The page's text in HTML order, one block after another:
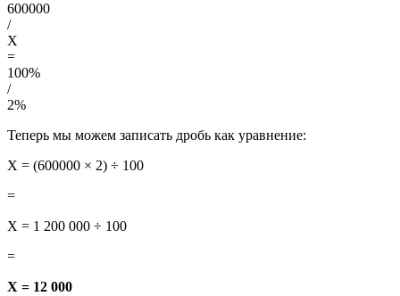
600000
/
X
=
100%
/
2%
Теперь мы можем записать дробь как уравнение:
X = (600000 × 2) ÷ 100
=
X = 1 200 000 ÷ 100
=
X = 12 000